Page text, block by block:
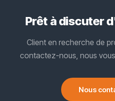
Prêt à discuter
Client en recherche de
contactez-nous, nous
Nous